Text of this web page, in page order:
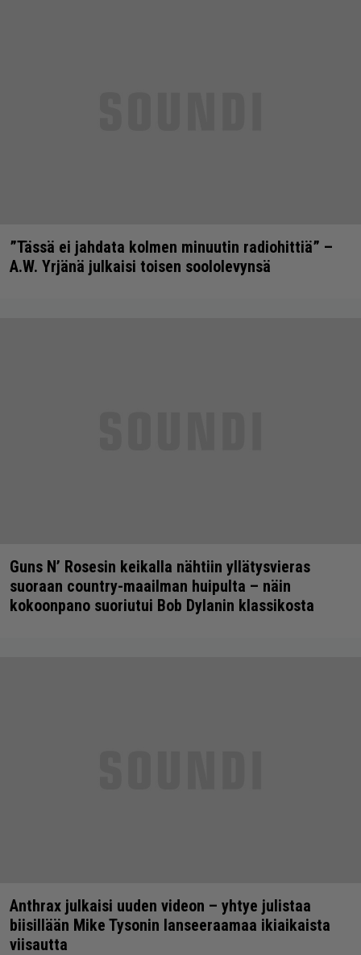
”Tässä ei jahdata kolmen minuutin radiohittiä” –
A.W. Yrjänä julkaisi toisen soololevynsä
Guns N’ Rosesin keikalla nähtiin yllätysvieras
suoraan country-maailman huipulta – näin
kokoonpano suoriutui Bob Dylanin klassikosta
Anthrax julkaisi uuden videon – yhtye julistaa
biisillään Mike Tysonin lanseeraamaa ikiaikaista
viisautta